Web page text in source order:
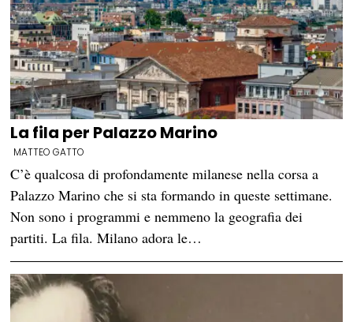
La fila per Palazzo Marino
MATTEO GATTO
C’è qualcosa di profondamente milanese nella corsa a
Palazzo Marino che si sta formando in queste settimane.
Non sono i programmi e nemmeno la geografia dei
partiti. La fila. Milano adora le…